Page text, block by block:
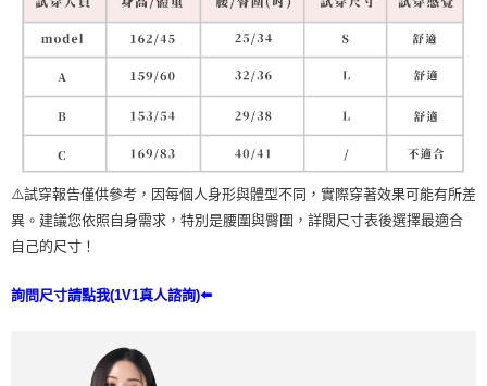
⚠️試穿報告僅供參考，因每個人身形與體型不同，實際穿著效果可能有所差
異。建議您依照自身需求，特別是腰圍與臀圍，詳閱尺寸表後選擇最適合
自己的尺寸！
詢問尺寸請點我(1V1真人諮詢)⬅️